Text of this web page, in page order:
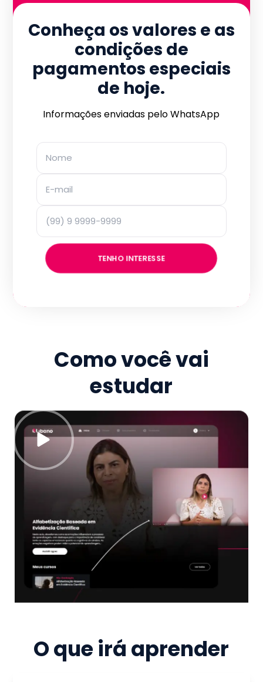
Conheça os valores e as
condições de
pagamentos especiais
de hoje.
Informações enviadas pelo WhatsApp
TENHO INTERESSE
Como você vai
estudar
O que irá aprender